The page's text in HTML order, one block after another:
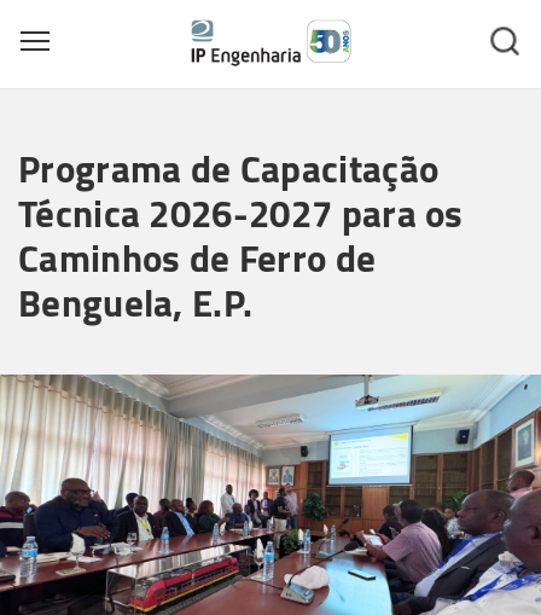
main
content
Toggle main menu visibility
Programa de Capacitação
Técnica 2026-2027 para os
Caminhos de Ferro de
Benguela, E.P.